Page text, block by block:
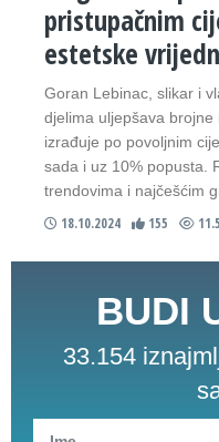
pristupačnim
estetske
Goran Lebinac, slikar i
djelima uljepšava brojne
izrađuje po povoljnim
sada i uz 10% popusta.
trendovima i najčešćim
18.10.2024 155
BUDI
33.154